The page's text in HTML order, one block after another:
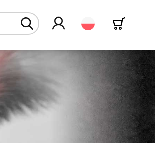
Polski